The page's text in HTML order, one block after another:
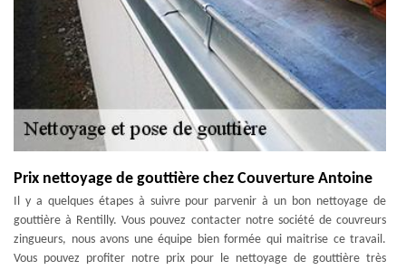
Prix nettoyage de gouttière chez Couverture Antoine
Il y a quelques étapes à suivre pour parvenir à un bon nettoyage de
gouttière à Rentilly. Vous pouvez contacter notre société de couvreurs
zingueurs, nous avons une équipe bien formée qui maitrise ce travail.
Vous pouvez profiter notre prix pour le nettoyage de gouttière très